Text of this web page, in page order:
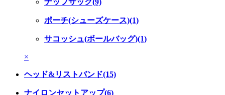
ポーチ(シューズケース)(1)
サコッシュ(ボールバッグ)(1)
×
ヘッド&リストバンド(15)
ナイロンセットアップ(6)